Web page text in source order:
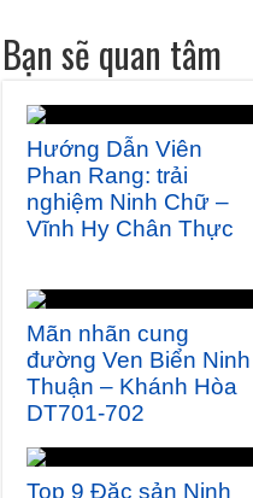
Bạn sẽ quan tâm
Hướng Dẫn Viên
Phan Rang: trải
nghiệm Ninh Chữ –
Vĩnh Hy Chân Thực
Mãn nhãn cung
đường Ven Biển Ninh
Thuận – Khánh Hòa
DT701-702
Top 9 Đặc sản Ninh